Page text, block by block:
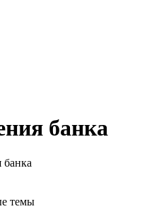
банка
банка
темы